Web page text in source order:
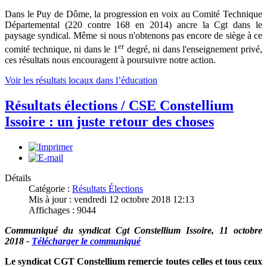
Dans le Puy de Dôme, la progression en voix au Comité Technique
Départemental (220 contre 168 en 2014) ancre la Cgt dans le
paysage syndical. Même si nous n'obtenons pas encore de siège à ce
comité technique, ni dans le 1 erdegré, ni dans l'enseignement privé,
ces résultats nous encouragent à poursuivre notre action.
Voir les résultats locaux dans l’éducation
Résultats élections / CSE Constellium
Issoire : un juste retour des choses
Détails
Catégorie : Résultats Élections
Mis à jour : vendredi 12 octobre 2018 12:13
Affichages : 9044
Communiqué du syndicat Cgt Constellium Issoire, 11 octobre
2018 - Télécharger le communiqué
Le syndicat CGT Constellium remercie toutes celles et tous ceux